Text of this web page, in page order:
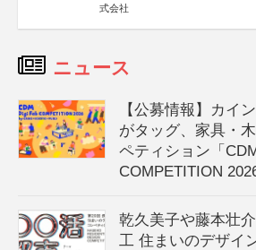
式会社
ニュース
【公募情報】カイ
がタッグ、家具・
ペティション「
COMPETITION
乾久美子や藤本壮
工 住まいのデザイ